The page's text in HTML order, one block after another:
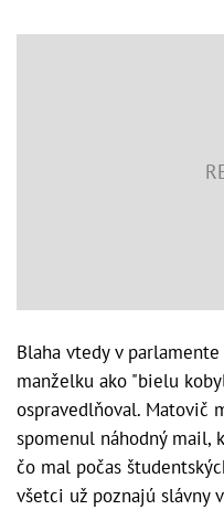
Blaha vtedy v
manželku ako "bielu
ospravedlňoval. Matovič
spomenul náhodný mail,
čo mal počas
všetci už poznajú slávny